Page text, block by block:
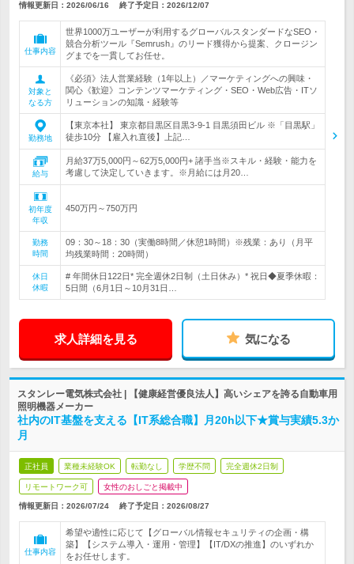
情報更新日：2026/06/16 終了予定日： 2026/12/07
仕事内容
世界1000万ユーザーが利用するグローバルスタンダードなSEO・
競合分析ツール『Semrush』のリード獲得から提案、クロージン
グまでを一貫してお任せ。
対象と
なる方
《必須》法人営業経験（1年以上）／マーケティングへの興味・
関心《歓迎》コンテンツマーケティング・SEO・Web広告・ITソ
リューションの知識・経験等
勤務地
【東京本社】 東京都目黒区目黒3-9-1 目黒須田ビル ※「目黒駅」
徒歩10分 【雇入れ直後】上記…
給与
月給37万5,000円～62万5,000円+ 諸手当※スキル・経験・能力を
考慮して決定していきます。※月給には月20…
初年度
年収
450万円～750万円
勤務
時間
09：30～18：30（実働8時間／休憩1時間）※残業：あり（月平
均残業時間：20時間）
休日
休暇
# 年間休日122日* 完全週休2日制（土日休み）* 祝日◆夏季休暇：
5日間（6月1日～10月31日…
求人詳細を見る 気になる
スタンレー電気株式会社 | 【健康経営優良法人】高いシェアを誇る自動車用
照明機器メーカー
社内のIT基盤を支える【IT系総合職】月20h以下★賞与実績5.3か
月
正社員 業種未経験OK 転勤なし 学歴不問 完全週休2日制
リモートワーク可 女性のおしごと掲載中
情報更新日：2026/07/24 終了予定日： 2026/08/27
仕事内容
希望や適性に応じて【グローバル情報セキュリティの企画・構
築】【システム導入・運用・管理】【IT/DXの推進】のいずれか
をお任せします。